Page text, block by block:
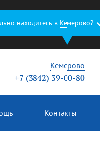
находитесь в Кемерово?
Кемерово
+7 (3842) 39-00-80
Контакты